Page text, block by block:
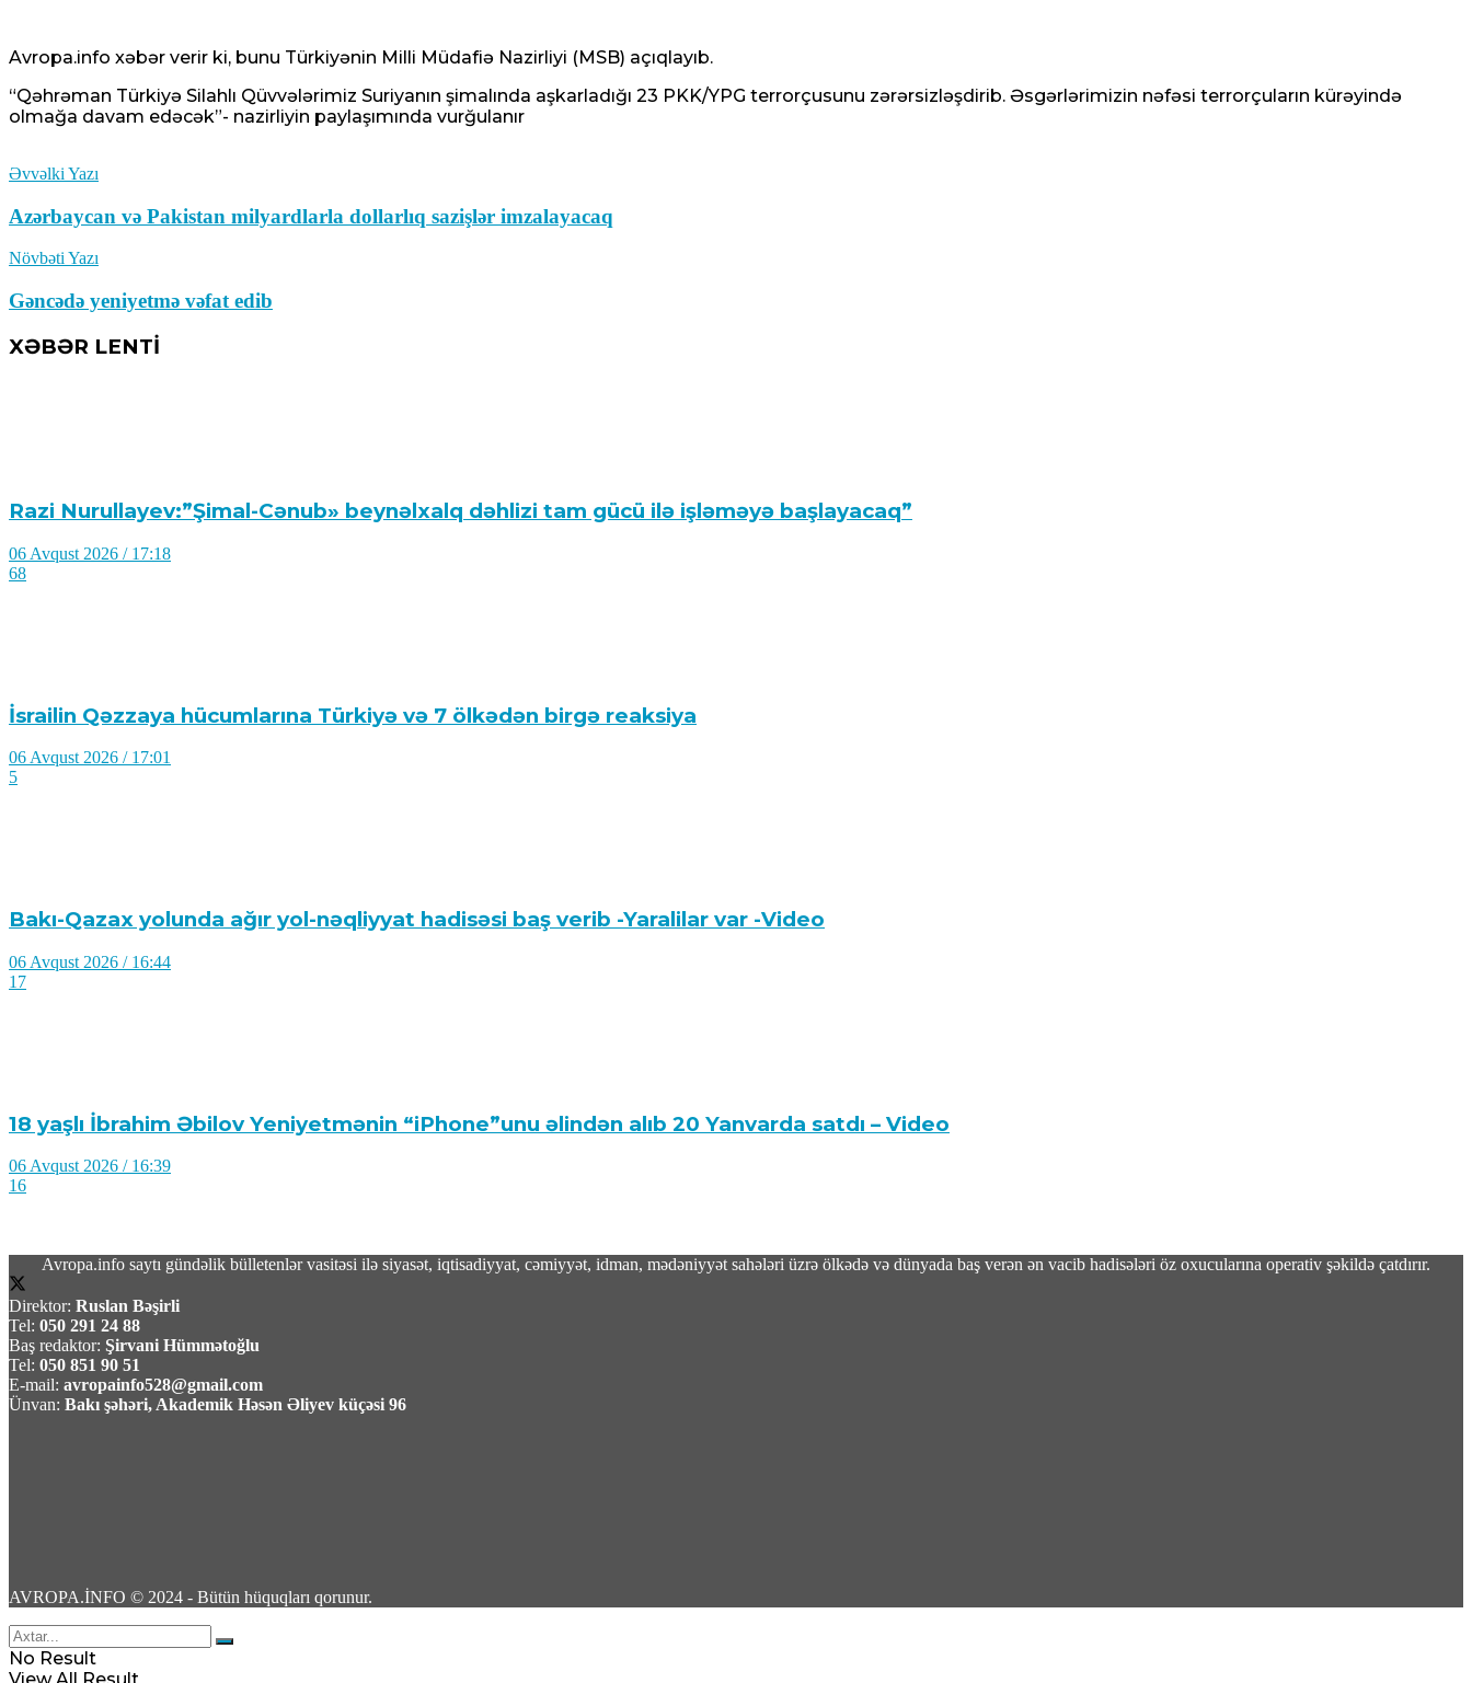
Avropa.info xəbər verir ki, bunu Türkiyənin Milli Müdafiə Nazirliyi (MSB) açıqlayıb.
“Qəhrəman Türkiyə Silahlı Qüvvələrimiz Suriyanın şimalında aşkarladığı 23 PKK/YPG terrorçusunu zərərsizləşdirib. Əsgərlərimizin nəfəsi terrorçuların kürəyində
olmağa davam edəcək”- nazirliyin paylaşımında vurğulanır
Əvvəlki Yazı
Azərbaycan və Pakistan milyardlarla dollarlıq sazişlər imzalayacaq
Növbəti Yazı
Gəncədə yeniyetmə vəfat edib
XƏBƏR LENTİ
Razi Nurullayev:”Şimal-Cənub» beynəlxalq dəhlizi tam gücü ilə işləməyə başlayacaq”
06 Avqust 2026 / 17:18
68
İsrailin Qəzzaya hücumlarına Türkiyə və 7 ölkədən birgə reaksiya
06 Avqust 2026 / 17:01
5
Bakı-Qazax yolunda ağır yol-nəqliyyat hadisəsi baş verib -Yaralilar var -Video
06 Avqust 2026 / 16:44
17
18 yaşlı İbrahim Əbilov Yeniyetmənin “iPhone”unu əlindən alıb 20 Yanvarda satdı – Video
06 Avqust 2026 / 16:39
16
ABŞ-da jalapeno bibərinin səbəb olduğu düşünülən salmonella epidemiyası 27 ştata yayılıb
06 Avqust 2026 / 13:22
15
117
Avropa.info saytı gündəlik bülletenlər vasitəsi ilə siyasət, iqtisadiyyat, cəmiyyət, idman, mədəniyyət sahələri üzrə ölkədə və dünyada baş verən ən vacib hadisələri öz oxucularına operativ şəkildə çatdırır.
Direktor: Ruslan Bəşirli
Tel: 050 291 24 88
Baş redaktor: Şirvani Hümmətoğlu
Tel: 050 851 90 51
E-mail: avropainfo528@gmail.com
Ünvan: Bakı şəhəri, Akademik Həsən Əliyev küçəsi 96
AVROPA.İNFO © 2024 - Bütün hüquqları qorunur.
No Result